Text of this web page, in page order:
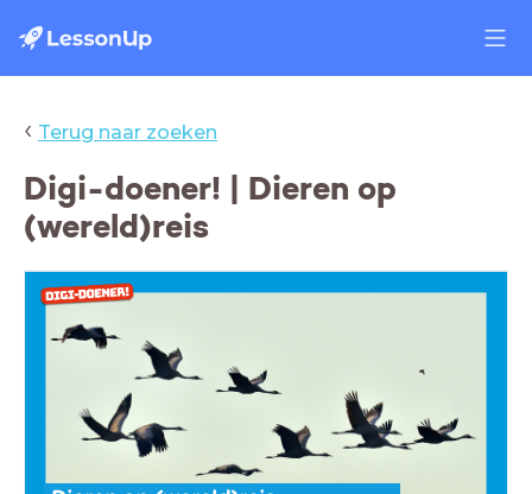
‹ Terug naar zoeken
Digi-doener! | Dieren op
(wereld)reis